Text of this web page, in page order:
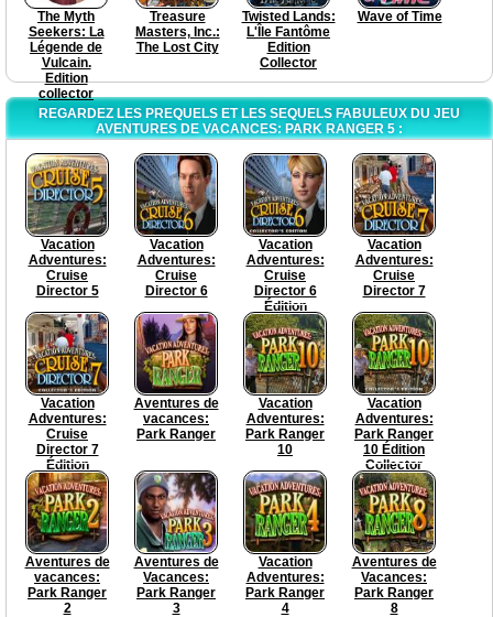
The Myth
Seekers: La
Légende de
Vulcain.
Edition
collector
Treasure
Masters, Inc.:
The Lost City
Twisted Lands:
L'Île Fantôme
Edition
Collector
Wave of Time
REGARDEZ LES PREQUELS ET LES SEQUELS FABULEUX DU JEU
AVENTURES DE VACANCES: PARK RANGER 5 :
Vacation
Adventures:
Cruise
Director 5
Vacation
Adventures:
Cruise
Director 6
Vacation
Adventures:
Cruise
Director 6
Édition
Collector
Vacation
Adventures:
Cruise
Director 7
Vacation
Adventures:
Cruise
Director 7
Édition
Collector
Aventures de
vacances:
Park Ranger
Vacation
Adventures:
Park Ranger
10
Vacation
Adventures:
Park Ranger
10 Édition
Collector
Aventures de
vacances:
Park Ranger
2
Aventures de
Vacances:
Park Ranger
3
Vacation
Adventures:
Park Ranger
4
Aventures de
Vacances:
Park Ranger
8